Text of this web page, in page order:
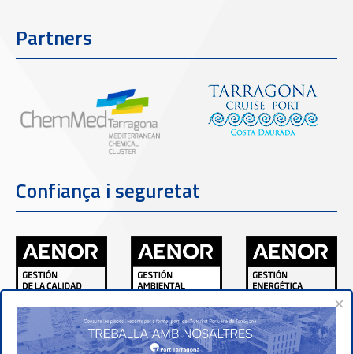
Partners
Confiança i seguretat
×